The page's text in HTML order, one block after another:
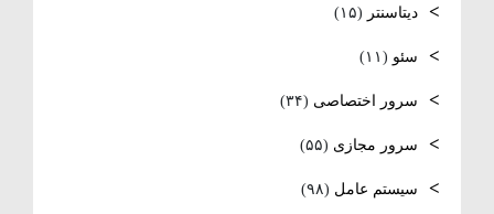
نصب و راه اندازی NTP
Windows Server
دیتاسنتر (۱۵)
سئو (۱۱)
سرور اختصاصی (۳۴)
سرور مجازی (۵۵)
سیستم عامل (۹۸)